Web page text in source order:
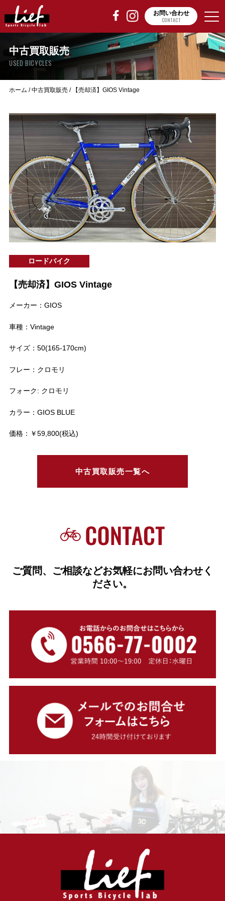
お問い合わせ
CONTACT
中古買取販売
USED BICYCLES
ホーム /中古買取販売/ 【売却済】GIOS Vintage
ロードバイク
【売却済】GIOS Vintage
メーカー：GIOS
車種：Vintage
サイズ：50(165-170cm)
フレー：クロモリ
フォーク: クロモリ
カラー：GIOS BLUE
価格：￥59,800(税込)
中古買取販売一覧へ
ご質問、ご相談などお気軽にお問い合わせく
ださい。